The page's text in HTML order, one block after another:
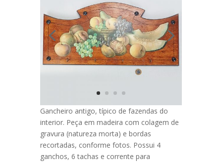
Gancheiro antigo, típico de fazendas do
interior. Peça em madeira com colagem de
gravura (natureza morta) e bordas
recortadas, conforme fotos. Possui 4
ganchos, 6 tachas e corrente para